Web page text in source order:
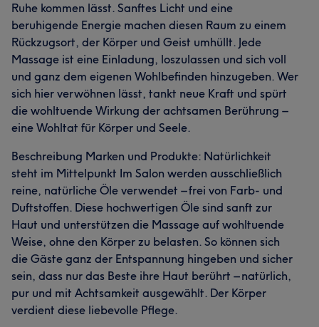
Ruhe kommen lässt. Sanftes Licht und eine
beruhigende Energie machen diesen Raum zu einem
Rückzugsort, der Körper und Geist umhüllt. Jede
Massage ist eine Einladung, loszulassen und sich voll
und ganz dem eigenen Wohlbefinden hinzugeben. Wer
sich hier verwöhnen lässt, tankt neue Kraft und spürt
die wohltuende Wirkung der achtsamen Berührung –
eine Wohltat für Körper und Seele.
Beschreibung Marken und Produkte: Natürlichkeit
steht im Mittelpunkt Im Salon werden ausschließlich
reine, natürliche Öle verwendet – frei von Farb- und
Duftstoffen. Diese hochwertigen Öle sind sanft zur
Haut und unterstützen die Massage auf wohltuende
Weise, ohne den Körper zu belasten. So können sich
die Gäste ganz der Entspannung hingeben und sicher
sein, dass nur das Beste ihre Haut berührt – natürlich,
pur und mit Achtsamkeit ausgewählt. Der Körper
verdient diese liebevolle Pflege.